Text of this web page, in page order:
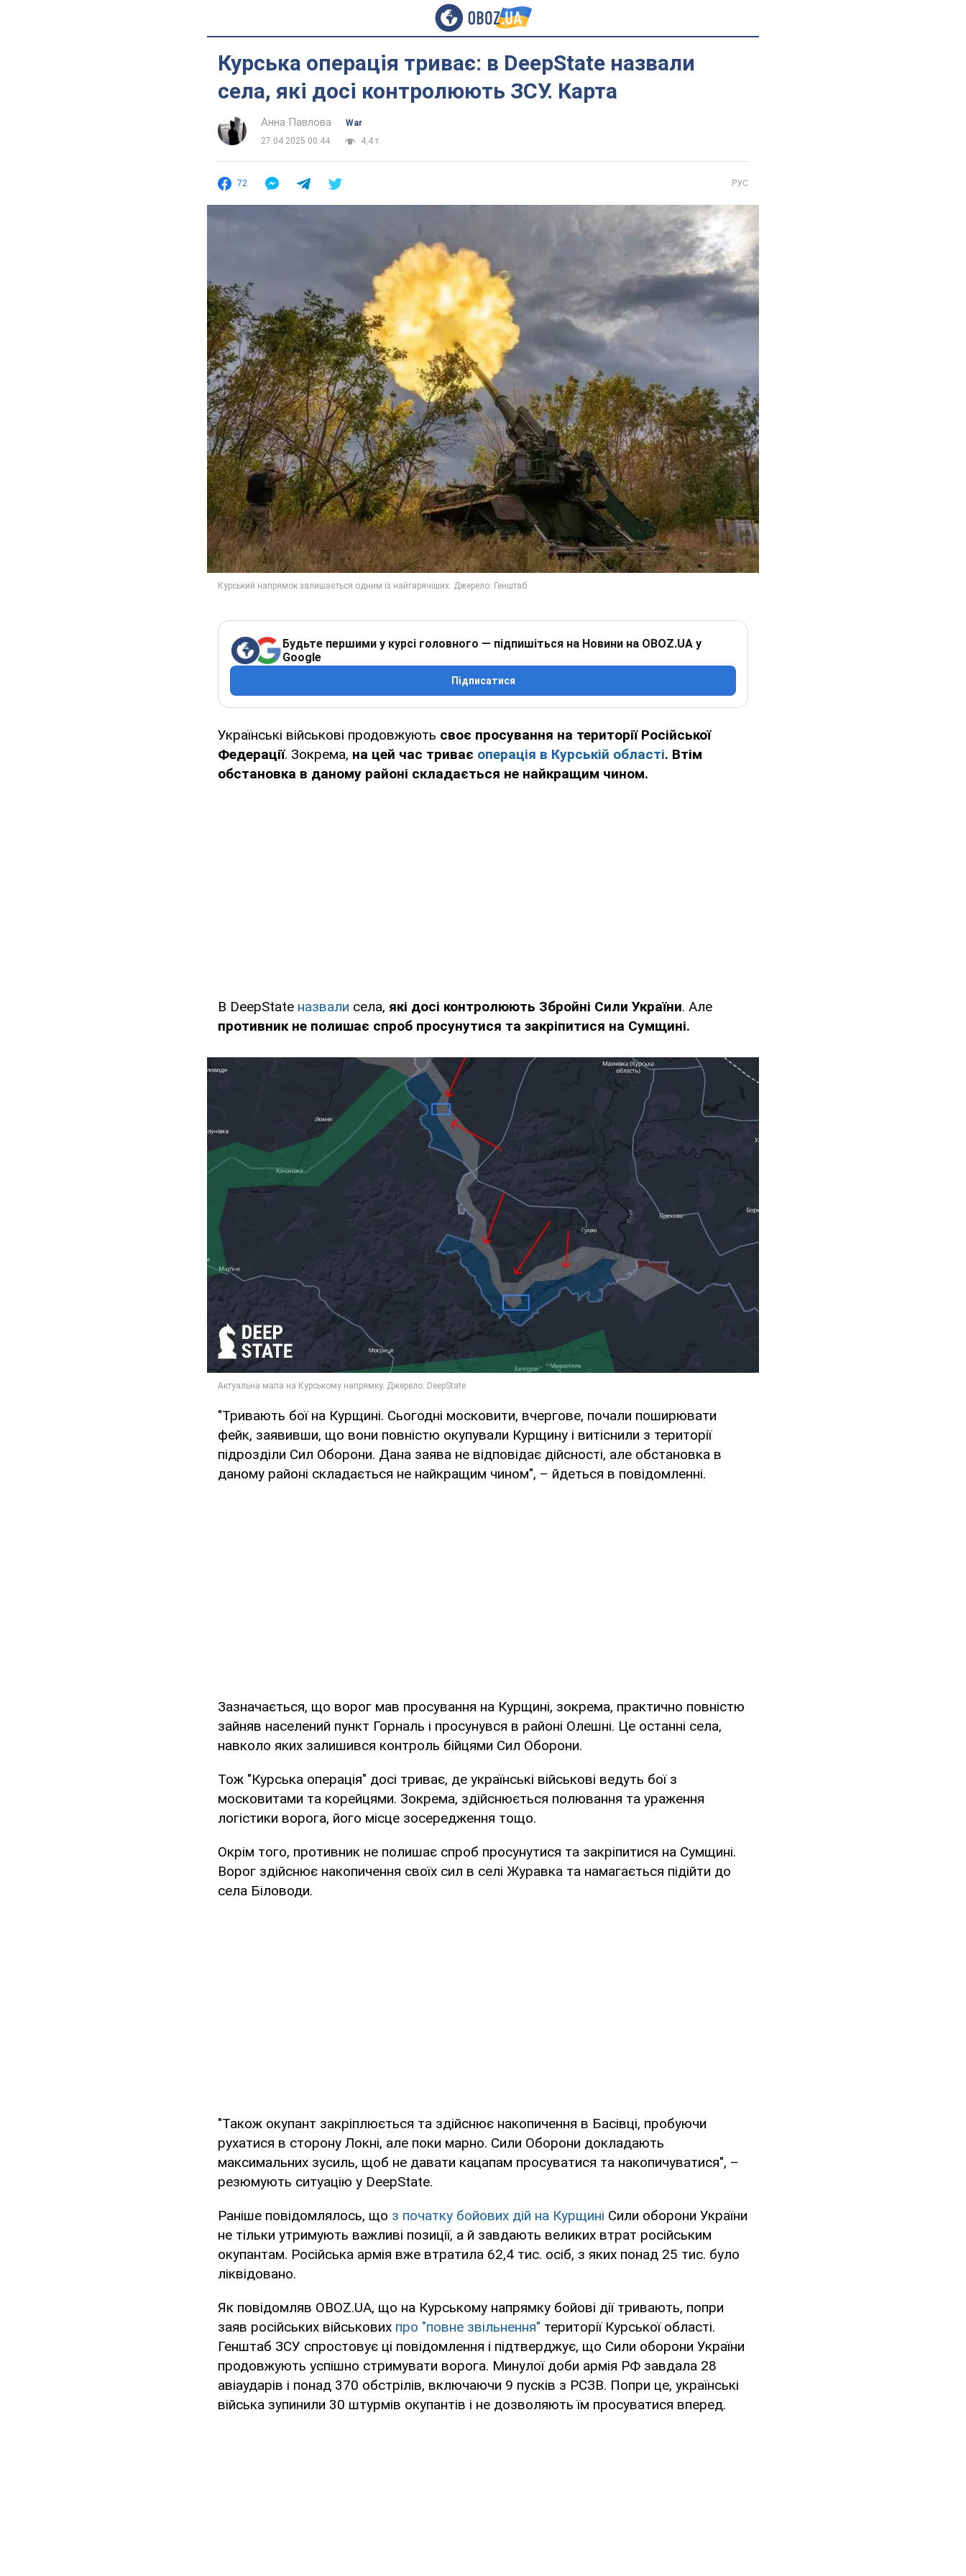
Курська операція триває: в DeepState назвали
села, які досі контролюють ЗСУ. Карта
Анна Павлова
War
27.04.2025 00:44
4,4 т.
72 РУС
Будьте першими у курсі головного — підпишіться на Новини на OBOZ.UA у
Google
Підписатися
Українські військові продовжують своє просування на території Російської
Федерації. Зокрема, на цей час триває операція в Курській області. Втім
обстановка в даному районі складається не найкращим чином.
В DeepState назвали села, які досі контролюють Збройні Сили України. Але
противник не полишає спроб просунутися та закріпитися на Сумщині.
"Тривають бої на Курщині. Сьогодні московити, вчергове, почали поширювати
фейк, заявивши, що вони повністю окупували Курщину і витіснили з території
підрозділи Сил Оборони. Дана заява не відповідає дійсності, але обстановка в
даному районі складається не найкращим чином", – йдеться в повідомленні.
Зазначається, що ворог мав просування на Курщині, зокрема, практично повністю
зайняв населений пункт Горналь і просунувся в районі Олешні. Це останні села,
навколо яких залишився контроль бійцями Сил Оборони.
Тож "Курська операція" досі триває, де українські військові ведуть бої з
московитами та корейцями. Зокрема, здійснюється полювання та ураження
логістики ворога, його місце зосередження тощо.
Окрім того, противник не полишає спроб просунутися та закріпитися на Сумщині.
Ворог здійснює накопичення своїх сил в селі Журавка та намагається підійти до
села Біловоди.
"Також окупант закріплюється та здійснює накопичення в Басівці, пробуючи
рухатися в сторону Локні, але поки марно. Сили Оборони докладають
максимальних зусиль, щоб не давати кацапам просуватися та накопичуватися", –
резюмують ситуацію у DeepState.
Раніше повідомлялось, що з початку бойових дій на Курщині Сили оборони України
не тільки утримують важливі позиції, а й завдають великих втрат російським
окупантам. Російська армія вже втратила 62,4 тис. осіб, з яких понад 25 тис. було
ліквідовано.
Як повідомляв OBOZ.UA, що на Курському напрямку бойові дії тривають, попри
заяв російських військових про "повне звільнення" території Курської області.
Генштаб ЗСУ спростовує ці повідомлення і підтверджує, що Сили оборони України
продовжують успішно стримувати ворога. Минулої доби армія РФ завдала 28
авіаударів і понад 370 обстрілів, включаючи 9 пусків з РСЗВ. Попри це, українські
війська зупинили 30 штурмів окупантів і не дозволяють їм просуватися вперед.